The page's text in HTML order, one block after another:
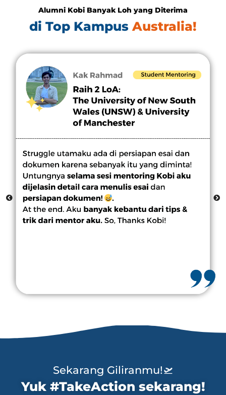
Alumni Kobi Banyak Loh yang Diterima
di Top Kampus Australia!
Sekarang Giliranmu!🛫
Yuk #TakeAction sekarang!